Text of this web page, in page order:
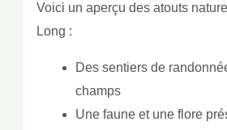
Voici un aperçu des atouts
Long :
Des sentiers de
champs
Une faune et une flore